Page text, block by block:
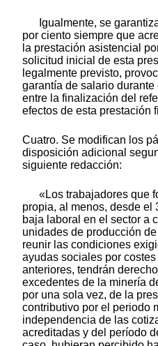
Igualmente, se
por ciento siempre que
la prestación asistencial
solicitud inicial de esta
legalmente previsto,
garantía de salario
entre la finalización del
efectos de esta prestación
Cuatro. Se modifican los
disposición adicional
siguiente redacción:
«Los trabajadores que
propia, al menos, desde el
baja laboral en el sector a
unidades de producción
reunir las condiciones
ayudas sociales por
anteriores, tendrán
excedentes de la minería
por una sola vez, de la
contributivo por el periodo
independencia de las
acreditadas y del período